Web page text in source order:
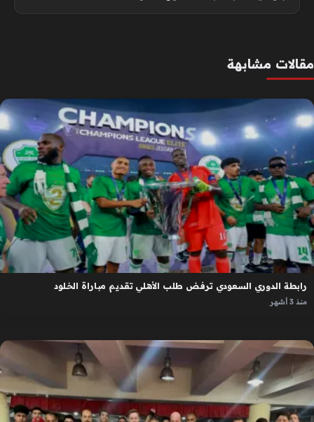
مقالات مشابهة
رابطة الدوري السعودي ترفض طلب الأهلي تقديم مباراة الخلود
منذ 3 أشهر